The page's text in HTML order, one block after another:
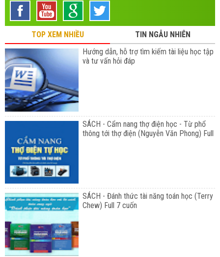
TOP XEM NHIỀU
TIN NGẪU NHIÊN
Hướng dẫn, hỗ trợ tìm kiếm tài liệu học tập
và tư vấn hỏi đáp
SÁCH - Cẩm nang thợ điện học - Từ phổ
thông tới thợ điện (Nguyễn Văn Phong) Full
SÁCH - Đánh thức tài năng toán học (Terry
Chew) Full 7 cuốn